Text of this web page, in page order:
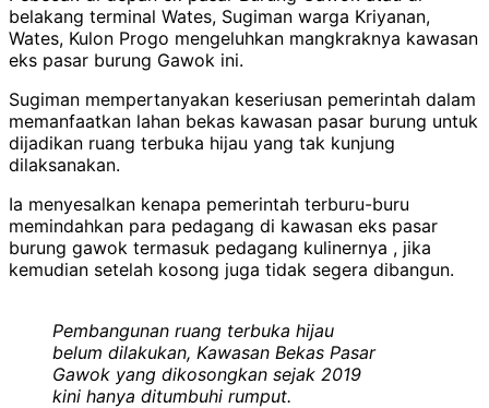
belakang terminal Wates, Sugiman warga Kriyanan,
Wates, Kulon Progo mengeluhkan mangkraknya kawasan
eks pasar burung Gawok ini.
Sugiman mempertanyakan keseriusan pemerintah dalam
memanfaatkan lahan bekas kawasan pasar burung untuk
dijadikan ruang terbuka hijau yang tak kunjung
dilaksanakan.
Ia menyesalkan kenapa pemerintah terburu-buru
memindahkan para pedagang di kawasan eks pasar
burung gawok termasuk pedagang kulinernya , jika
kemudian setelah kosong juga tidak segera dibangun.
Pembangunan ruang terbuka hijau
belum dilakukan, Kawasan Bekas Pasar
Gawok yang dikosongkan sejak 2019
kini hanya ditumbuhi rumput.